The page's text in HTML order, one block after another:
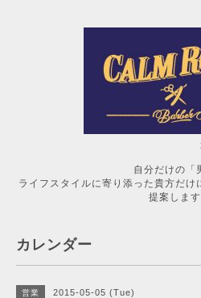
カーム
自分だけの「男前」を
ライフスタイルに寄り添った貴方だ
提案します
カレンダー
営業 2015-05-05 (Tue)